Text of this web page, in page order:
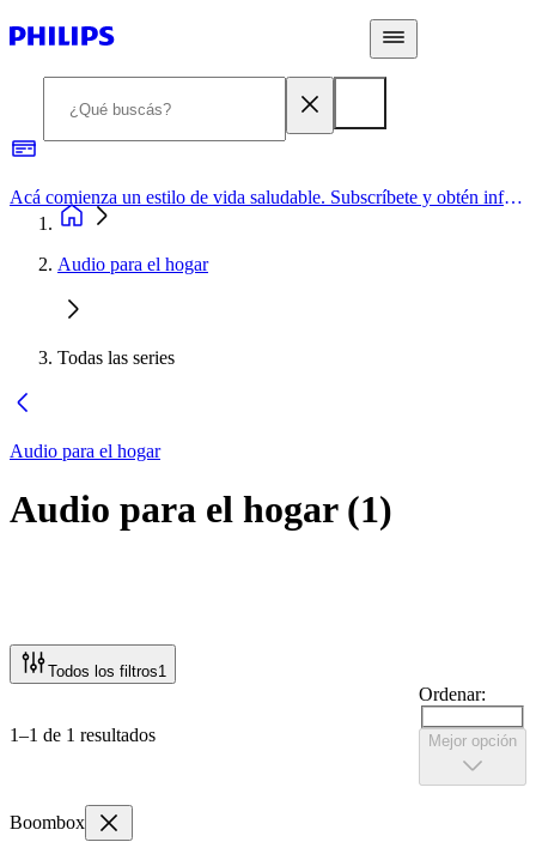
Acá comienza un estilo de vida saludable. Subscríbete y obtén información de primera mano
Audio para el hogar
Todas las series
Audio para el hogar
Audio para el hogar(1)
Todos los filtros1
1–1 de 1 resultados
Ordenar:
Mejor opción
Boombox